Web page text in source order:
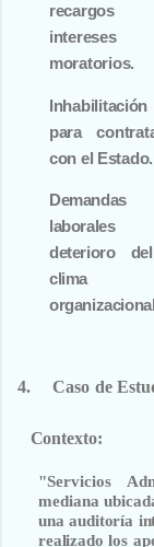
recargos
intereses
moratorios.
Inhabilitación
para
con el Estado.
Demandas
laborales
deterioro del
clima
4. Caso de
Contexto:
"Servicios
mediana
una auditoría
realizado los